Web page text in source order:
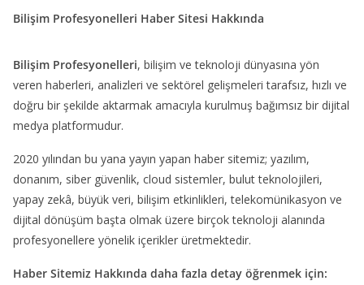
Bilişim Profesyonelleri Haber Sitesi Hakkında
Bilişim Profesyonelleri, bilişim ve teknoloji dünyasına yön
veren haberleri, analizleri ve sektörel gelişmeleri tarafsız, hızlı ve
doğru bir şekilde aktarmak amacıyla kurulmuş bağımsız bir dijital
medya platformudur.
2020 yılından bu yana yayın yapan haber sitemiz; yazılım,
donanım, siber güvenlik, cloud sistemler, bulut teknolojileri,
yapay zekâ, büyük veri, bilişim etkinlikleri, telekomünikasyon ve
dijital dönüşüm başta olmak üzere birçok teknoloji alanında
profesyonellere yönelik içerikler üretmektedir.
Haber Sitemiz Hakkında daha fazla detay öğrenmek için: